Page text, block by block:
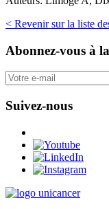
< Revenir sur la liste
Abonnez-vous à
Suivez-nous